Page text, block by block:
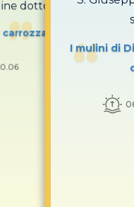
dottore
carrozza
I mulini di